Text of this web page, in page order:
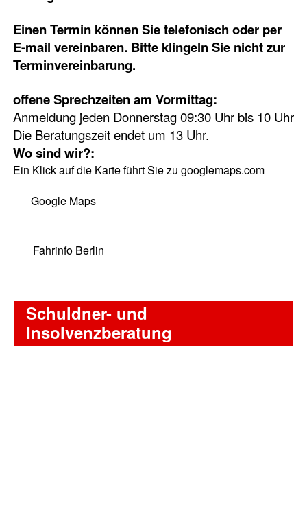
Einen Termin können Sie telefonisch oder per
E-mail vereinbaren. Bitte klingeln Sie nicht zur
Terminvereinbarung.
offene Sprechzeiten am Vormittag:
Anmeldung jeden Donnerstag 09:30 Uhr bis 10 Uhr
Die Beratungszeit endet um 13 Uhr.
Wo sind wir?:
Ein Klick auf die Karte führt Sie zu googlemaps.com
Google Maps
Fahrinfo Berlin
Schuldner- und
Insolvenzberatung